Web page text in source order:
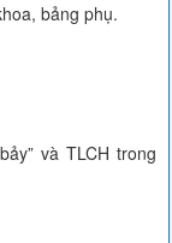
bảng phụ.
và TLCH trong